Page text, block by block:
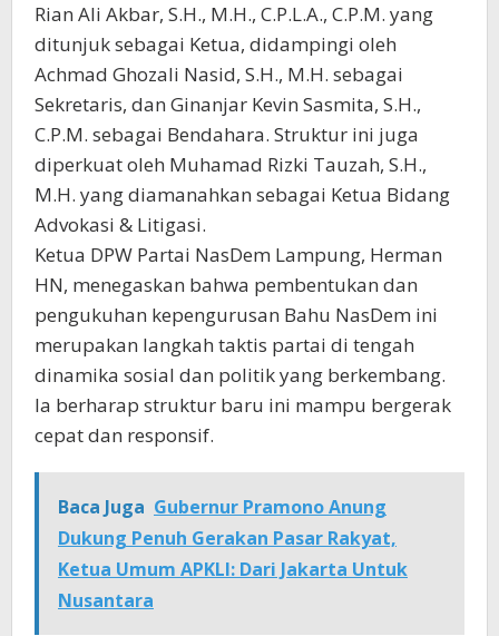
Rian Ali Akbar, S.H., M.H., C.P.L.A., C.P.M. yang
ditunjuk sebagai Ketua, didampingi oleh
Achmad Ghozali Nasid, S.H., M.H. sebagai
Sekretaris, dan Ginanjar Kevin Sasmita, S.H.,
C.P.M. sebagai Bendahara. Struktur ini juga
diperkuat oleh Muhamad Rizki Tauzah, S.H.,
M.H. yang diamanahkan sebagai Ketua Bidang
Advokasi & Litigasi.
​Ketua DPW Partai NasDem Lampung, Herman
HN, menegaskan bahwa pembentukan dan
pengukuhan kepengurusan Bahu NasDem ini
merupakan langkah taktis partai di tengah
dinamika sosial dan politik yang berkembang.
Ia berharap struktur baru ini mampu bergerak
cepat dan responsif.
Baca Juga Gubernur Pramono Anung
Dukung Penuh Gerakan Pasar Rakyat,
Ketua Umum APKLI: Dari Jakarta Untuk
Nusantara